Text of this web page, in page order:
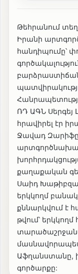
Թեհրանում
Իրանի
հանդիպումը՝
ՌԴ ԱԳՆ
հրավիրել էր
Ջավադ
քաղաքական
Սաիդ
երկկողմ
քննարկվում է
թվում՝
Աֆղանստանը,
գործարքը: